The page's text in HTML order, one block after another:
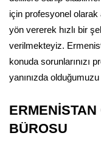
için profesyonel olarak
yön vererek hızlı bir
verilmekteyiz.
konuda sorunlarınızı
yanınızda
BÜROSU